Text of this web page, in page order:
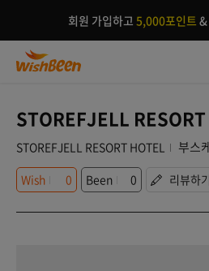
회원 가입하고 5,000포인트 &
STOREFJELL
STOREFJELL RESORT HOTEL 부스
Wish
0 Been 0 리뷰하기